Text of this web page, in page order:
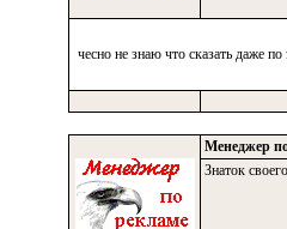
чесно не знаю что сказать даже
Менеджер
Знаток